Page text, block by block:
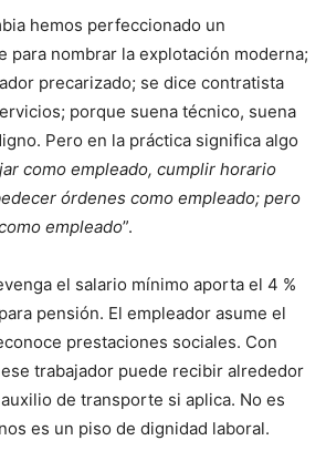
hemos perfeccionado un
para nombrar la explotación moderna;
precarizado; se dice contratista
porque suena técnico, suena
Pero en la práctica significa algo
como empleado, cumplir horario
órdenes como empleado; pero
empleado”.
el salario mínimo aporta el 4 %
pensión. El empleador asume el
prestaciones sociales. Con
trabajador puede recibir alrededor
de transporte si aplica. No es
es un piso de dignidad laboral.